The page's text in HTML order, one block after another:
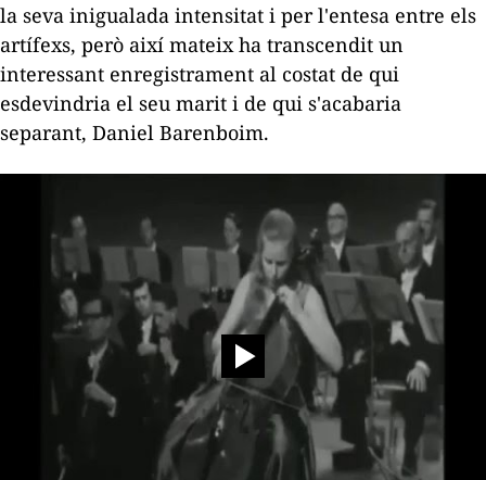
la seva inigualada intensitat i per l'entesa entre els
artífexs, però així mateix ha transcendit un
interessant enregistrament al costat de qui
esdevindria el seu marit i de qui s'acabaria
separant, Daniel Barenboim.